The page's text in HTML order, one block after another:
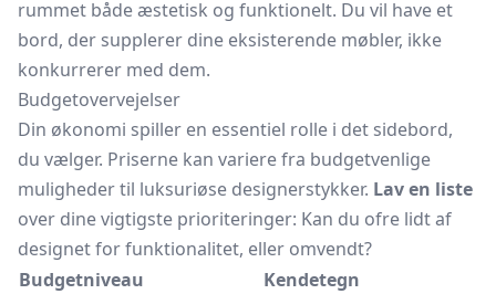
rummet både æstetisk og funktionelt. Du vil have et
bord, der supplerer dine eksisterende møbler, ikke
konkurrerer med dem.
Budgetovervejelser
Din økonomi spiller en essentiel rolle i det sidebord,
du vælger. Priserne kan variere fra budgetvenlige
muligheder til luksuriøse designerstykker. Lav en liste
over dine vigtigste prioriteringer: Kan du ofre lidt af
designet for funktionalitet, eller omvendt?
Budgetniveau
Kendetegn